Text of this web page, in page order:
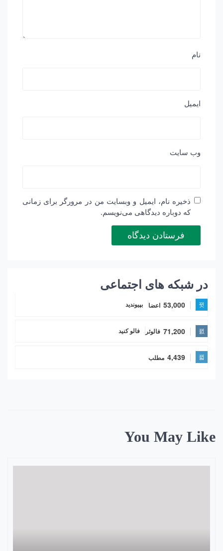
نام
ایمیل
وب‌ سایت
ذخیره نام، ایمیل و وبسایت من در مرورگر برای زمانی
که دوباره دیدگاهی می‌نویسم.
در شبکه های اجتماعی
53,000 اعضا بپیوندید
71,200 فالوئر فالو کنید
4,439 مطلب
You May Like